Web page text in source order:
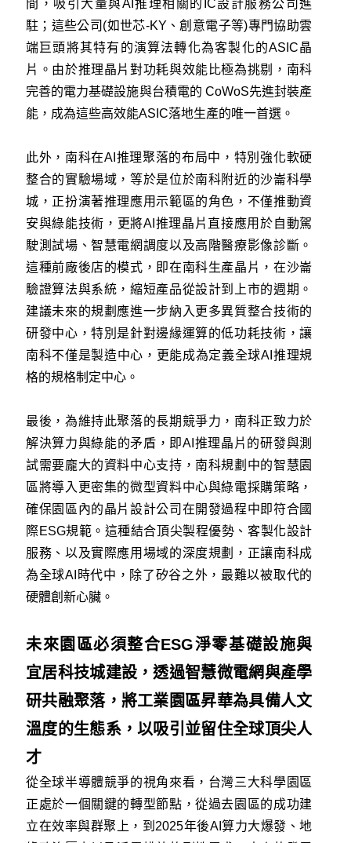
間，吸引大量與AI推理相關的IC設計服務公司進
駐；這些公司(如世芯-KY、創意電子等)專門協助雲
端巨頭將其特有的演算法轉化為客製化的ASIC晶
片。由於推理晶片對功耗與效能比極為挑剔，南科
完善的電力基礎設施與台積電的 CoWoS先進封裝產
能，成為這些高效能ASIC落地生產的唯一首選。
此外，南科在AI推理聚落的布局中，特別強化軟硬
整合的實驗場域，等於是位於南科附近的沙崙科學
城，正扮演著推理應用示範區的角色，不僅推動資
安與綠能技術，更將AI推理晶片直接應用於自動駕
駛測試場、智慧電網調度以及高階醫療影像診斷。
這種前廠後店的模式，即在南科生產晶片，在沙崙
驗證算法與系統，縮短產品從設計到上市的週期。
建議未來的規劃應進一步納入更多異質整合技術的
研發中心，特別是針對邊緣運算的低功耗技術，讓
南科不僅是製造中心，更能成為定義全球AI推理規
格的規格制定中心。
最後，為維持此聚落的長期競爭力，南科正致力於
解決算力與綠能的矛盾，即AI推理晶片的研發與測
試需要龐大的資料中心支持，南科規劃中的智慧園
區將導入更密集的微型資料中心與綠電採購策略，
確保園區內的晶片設計公司在開發過程中即符合國
際ESG規範。這種結合頂尖製程優勢、客製化設計
服務、以及實際應用場域的深度規劃，正讓南科成
為全球AI時代中，除了矽谷之外，最難以被取代的
硬體創新心臟。
未來園區必須整合ESG淨零基礎設施與
宜居科技城建設，透過智慧微電網與產學
研共融聚落，將工業園區昇華為具備人文
溫度的生態系，以吸引並留住全球頂尖人
才
從全球半導體競爭的視角來看，台灣三大科學園區
正處於一個關鍵的轉型節點，從過去園區的成功建
立在效率與群聚上，到2025年後AI算力大爆發、地